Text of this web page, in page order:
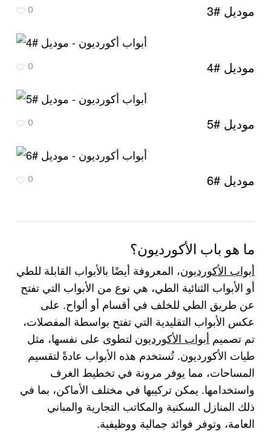
موديل #3 0
موديل #4 0
موديل #5 0
موديل #6 0
ما هو باب الأكورديون؟
أبواب الأكورديون، المعروفة أيضًا بالأبواب القابلة للطي
أو الأبواب الثنائية الطي، هي نوع من الأبواب التي تفتح
عن طريق الطي للخلف في أقسام أو ألواح. على
عكس الأبواب التقليدية التي تفتح بواسطة المفصلات،
تم تصميم أبواب الأكورديون لتطوى على نفسها، مثل
طيات الأكورديون. تُستخدم هذه الأبواب عادةً لتقسيم
المساحات، مما يوفر مرونة في تخطيط الغرف
واستخدامها. يمكن تركيبها في مختلف الأماكن، بما في
ذلك المنازل السكنية والمكاتب التجارية والمباني
العامة، وتوفر فوائد جمالية ووظيفية.